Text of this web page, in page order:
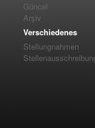
Güncel
Arşiv
Verschiedenes
Stellungnahmen